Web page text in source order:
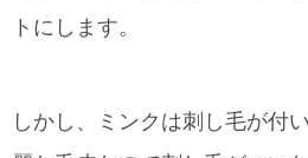
トにします。
しかし、
ミンクは刺し毛が付